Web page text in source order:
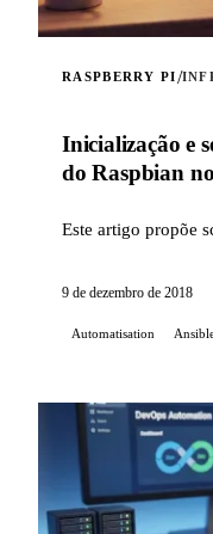
RASPBERRY PI/
Inicialização e
do Raspbian
Este artigo propõe
9 de dezembro de 2018
Automatisation